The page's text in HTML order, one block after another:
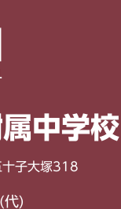
属中学校
子大塚318
)